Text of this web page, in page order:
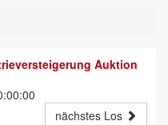
Auktion
nächstes Los